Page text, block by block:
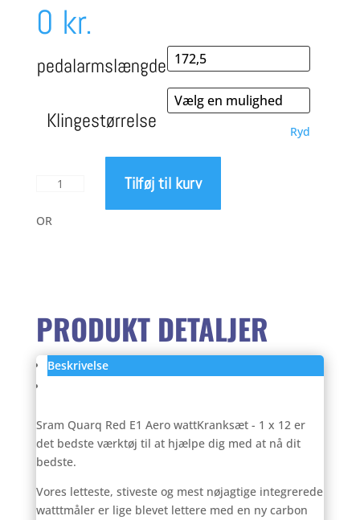
0 kr.
8.495,00 kr.
til
9.495,00 kr.
pedalarmslængde
Klingestørrelse Ryd
Sram
Red
12
antal
Tilføj til kurv
OR
PRODUKT DETALJER
Beskrivelse
Sram Quarq Red E1 Aero wattKranksæt - 1 x 12 er
det bedste værktøj til at hjælpe dig med at nå dit
bedste.
Vores letteste, stiveste og mest nøjagtige integrerede
watttmåler er lige blevet lettere med en ny carbon